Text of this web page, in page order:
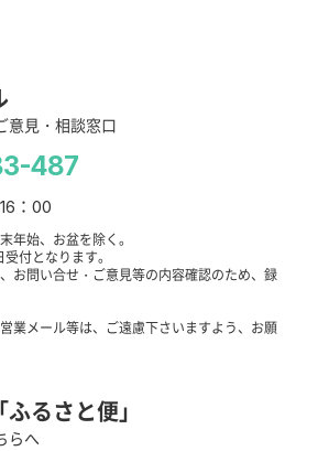
意見・相談窓口
487
：00
年始、お盆を除く。
付となります。
お問い合せ・ご意見等の内容確認のため、録
業メール等は、ご遠慮下さいますよう、お願
るさと便」
らへ